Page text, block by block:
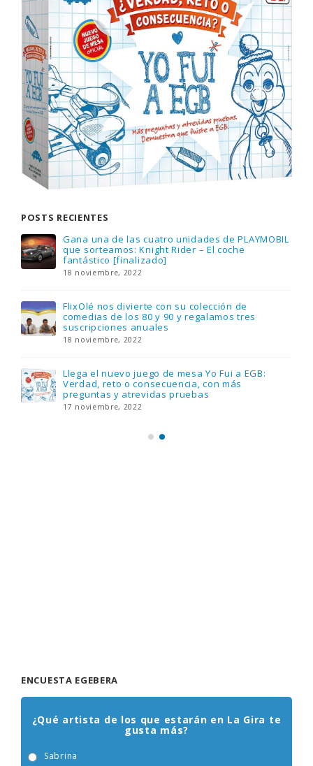
POSTS RECIENTES
Gana una de las cuatro unidades de PLAYMOBIL
que sorteamos: Knight Rider – El coche
fantástico [finalizado]
18 noviembre, 2022
FlixOlé nos divierte con su colección de
comedias de los 80 y 90 y regalamos tres
suscripciones anuales
18 noviembre, 2022
Llega el nuevo juego de mesa Yo Fui a EGB:
Verdad, reto o consecuencia, con más
preguntas y atrevidas pruebas
17 noviembre, 2022
ENCUESTA EGEBERA
¿Qué artista de los que estarán en La Gira te
gusta más?
Sabrina